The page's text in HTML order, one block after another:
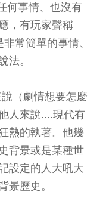
何事情、也沒有
，有玩家聲稱
常簡單的事情、
法。
（劇情想要怎麼
人來說....現代有
熱的執著。他幾
背景或是某種世
設定的人大吼大
景歷史。